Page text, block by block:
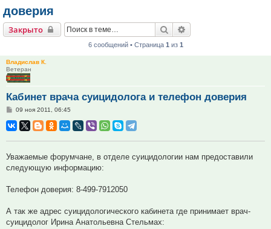
доверия
Закрыто Поиск
6 сообщений • Страница 1 из 1
Владислав К.
Ветеран
Кабинет врача суицидолога и телефон доверия
Сообщение
09 ноя 2011, 06:45
Уважаемые форумчане, в отделе суицидологии нам предоставили
следующую информацию:
Телефон доверия: 8-499-7912050
А так же адрес суицидологического кабинета где принимает врач-
суицидолог Ирина Анатольевна Стельмах: